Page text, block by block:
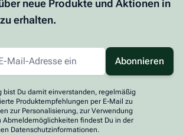
neue Produkte und Aktionen in
erhalten.
Abonnieren
bist Du damit einverstanden, regelmäßig
Produktempfehlungen per E-Mail zu
zur Personalisierung, zur Verwendung
Abmeldemöglichkeiten findest Du in der
Datenschutzinformationen.